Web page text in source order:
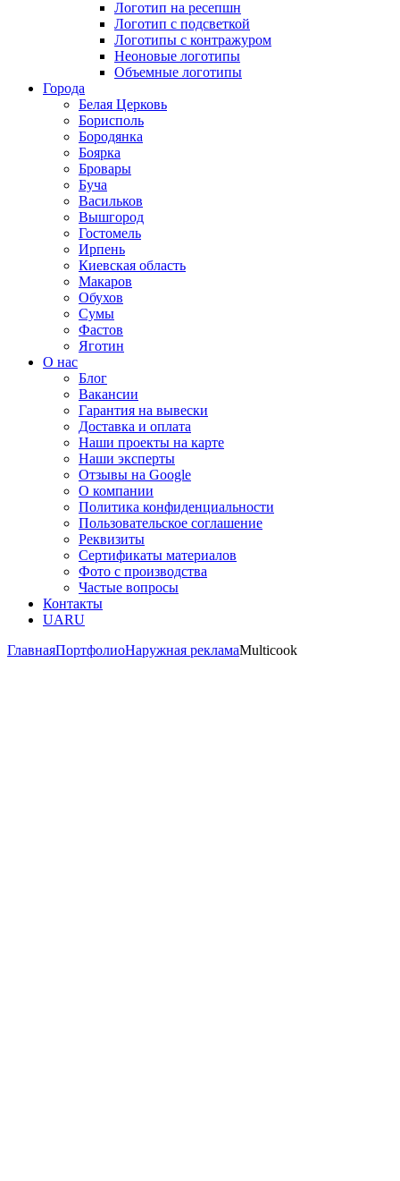
Логотип на ресепшн
Логотип с подсветкой
Логотипы с контражуром
Неоновые логотипы
Объемные логотипы
Города
Белая Церковь
Борисполь
Бородянка
Боярка
Бровары
Буча
Васильков
Вышгород
Гостомель
Ирпень
Киевская область
Макаров
Обухов
Сумы
Фастов
Яготин
О нас
Блог
Вакансии
Гарантия на вывески
Доставка и оплата
Наши проекты на карте
Наши эксперты
Отзывы на Google
О компании
Политика конфиденциальности
Пользовательское соглашение
Реквизиты
Сертификаты материалов
Фото с производства
Частые вопросы
Контакты
UARU
ГлавнаяПортфолиоНаружная рекламаMulticook